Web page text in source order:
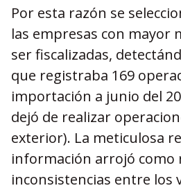
Por esta razón se
las empresas con mayor
ser fiscalizadas,
que registraba 169
importación a junio del
dejó de realizar
exterior). La meticulosa
información arrojó como
inconsistencias entre los